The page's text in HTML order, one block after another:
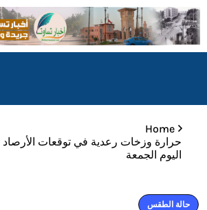
Home
حرارة وزخات رعدية في توقعات
اليوم الجمعة
حالة الطقس